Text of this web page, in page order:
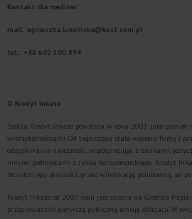
Kontakt dla mediów:
mail: agnieszka.lukomska@best.com.pl
tel.: +48 602 500 894
O Kredyt Inkaso
Spółka Kredyt Inkaso powstała w roku 2001 jako
wierzytelnościami. Od tego czasu stale wspiera firmy i
odzyskiwania należności, współpracując z bankami,
innymi podmiotami z rynku konsumenckiego. Kredyt
monitoringu płatności, przez windykację polubowną, aż po
Kredyt Inkaso od 2007 roku jest obecne na Giełdzie
przeprowadziło pierwszą publiczną emisję obligacji. W